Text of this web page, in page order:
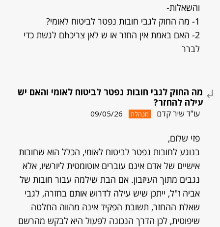
והשאלות-
1- מה החוק לגבי חובות נפטר לביטוח לאומי?
2- האם באמת אין החזר או ש לאן צריכhם לגשת כדי
לברר
מה החוק לגבי חובות נפטר לביטוח לאומי והאם יש
עילה להחזר?
עו"ד שיר קדם מנהלת 09/05/26
פזי שלום,
בנוגע לחובות נפטר לביטוח לאומי, הכלל הוא שחובות
אישיים של אדם אינם עוברים אוטומטית ליורשיו, אלא
נגבים מתוך העיזבון. אם הבת שילמה עבור חובות של
אביה ז"ל, ייתכן שיש עילה לדרוש אותם בחזרה, לגבי
שאלת ההחזר, תשובת הפקיד אינה מהווה החלטה
שיפוטית, לכן הדרך הנכונה לפעול היא לבקש מהרשם